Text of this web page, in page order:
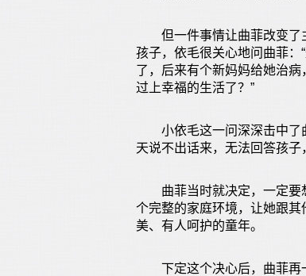
但一件事情让曲菲改变了
孩子，依毛很关心地问曲菲：
了，后来有个新妈妈给她治病
过上幸福的生活了？”
小依毛这一问深深击中了曲
天说不出话来，无法回答孩子
曲菲当时就决定，一定要
个完整的家庭环境，让她跟
美、有人呵护的童年。
下定这个决心后，曲菲再一